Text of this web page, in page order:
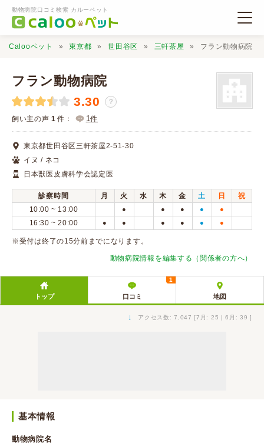
動物病院口コミ検索 カルーペット
動物病院検索
口コミ検索
Calooペットとは？
口コミ投稿
Calooペット 東京都 世田谷区 三軒茶屋 フラン動物病院
フラン動物病院
3.30 ？
飼い主の声 1 件： 1件
東京都世田谷区三軒茶屋2-51-30
イヌ / ネコ
日本獣医皮膚科学会認定医
診察時間 月 火 水 木 金 土 日
祝
10:00 ~ 13:00
● ● ● ● ●
16:30 ~ 20:00 ● ● ● ● ● ●
※受付は終了の15分前までになります。
動物病院情報を編集する（関係者の方へ）
トップ 口コミ
1
地図
↓ アクセス数: 7,047 [7月: 25 | 6月: 39 ]
基本情報
動物病院名